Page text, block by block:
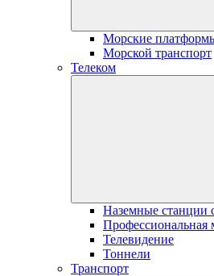
Морские
Морской транспорт
Телеком
Наземные станции
Профессиональная
Телевидение
Тоннели
Транспорт